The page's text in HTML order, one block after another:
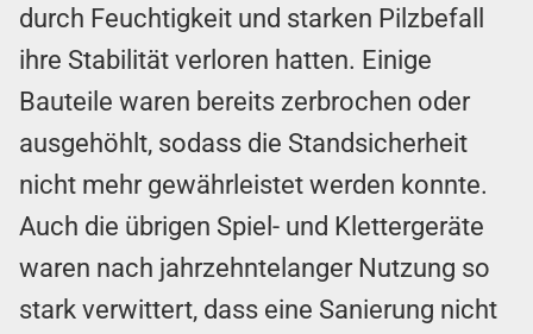
durch Feuchtigkeit und starken Pilzbefall
ihre Stabilität verloren hatten. Einige
Bauteile waren bereits zerbrochen oder
ausgehöhlt, sodass die Standsicherheit
nicht mehr gewährleistet werden konnte.
Auch die übrigen Spiel- und Klettergeräte
waren nach jahrzehntelanger Nutzung so
stark verwittert, dass eine Sanierung nicht